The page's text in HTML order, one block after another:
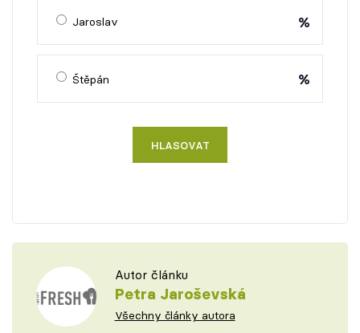
Jaroslav %
Štěpán %
HLASOVAT
Autor článku
Petra Jaroševská
Všechny články autora